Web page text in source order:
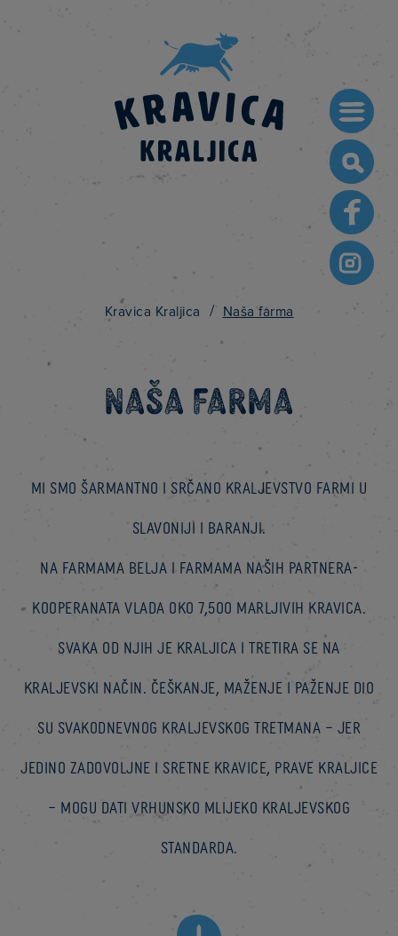
for:
Kravica Kraljica / Naša farma
Naša farma
Mi smo šarmantno i srčano kraljevstvo farmi u
Slavoniji i Baranji.
Na farmama Belja i farmama naših partnera-
kooperanata vlada oko 7,500 marljivih kravica.
Svaka od njih je Kraljica i tretira se na
kraljevski način. Češkanje, maženje i paženje dio
su svakodnevnog kraljevskog tretmana – jer
jedino zadovoljne i sretne kravice, prave Kraljice
– mogu dati vrhunsko mlijeko kraljevskog
standarda.